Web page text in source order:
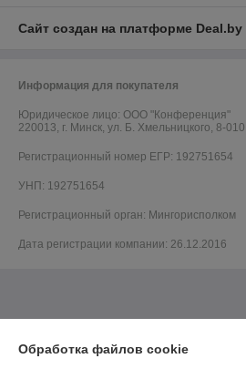
Сайт создан на платформе Deal.by
Информация для покупателя
Юридическое лицо: ООО "Конференция"
220013, г. Минск, ул. Б. Хмельницкого, 8-010
Регистрационный номер ЕГР: 192751654
УНП: 192751654
Регистрационный орган: Мингорисполком
Дата регистрации компании: 26.12.2016
Обработка файлов cookie